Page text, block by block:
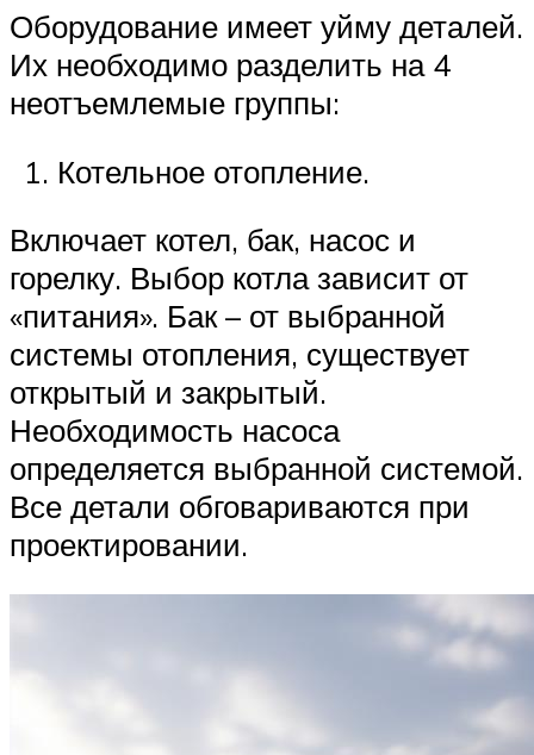
Оборудование имеет уйму деталей.
Их необходимо разделить на 4
неотъемлемые группы:
Котельное отопление.
Включает котел, бак, насос и
горелку. Выбор котла зависит от
«питания». Бак – от выбранной
системы отопления, существует
открытый и закрытый.
Необходимость насоса
определяется выбранной системой.
Все детали обговариваются при
проектировании.